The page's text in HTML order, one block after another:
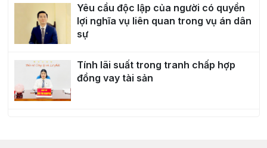
Yêu cầu độc lập của người có quyền
lợi nghĩa vụ liên quan trong vụ án dân
sự
Tính lãi suất trong tranh chấp hợp
đồng vay tài sản